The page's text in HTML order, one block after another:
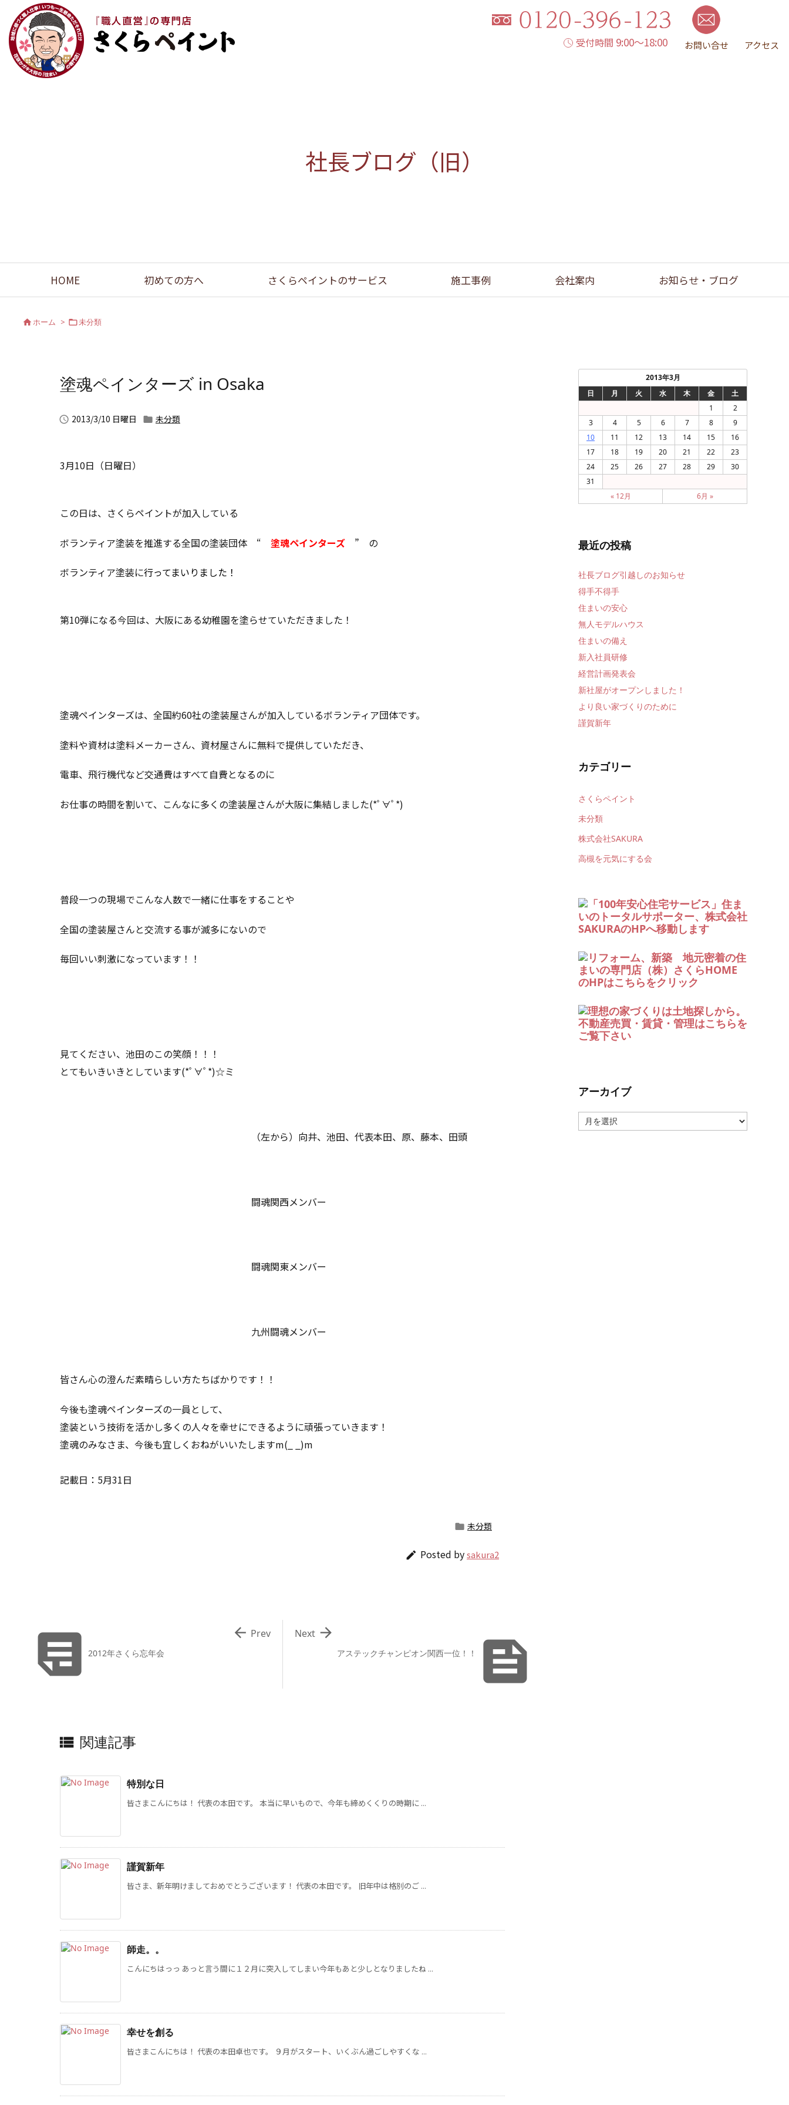
受付時間 9:00～18:00 お問い合せ アクセス
社長ブログ（旧）
HOME 初めての方へ さくらペイントのサービス 施工事例 会社案内 お知らせ・ブログ
ホーム > 未分類
塗魂ペインターズ in Osaka
 2013/3/10 日曜日  未分類
3月10日（日曜日）
この日は、さくらペイントが加入している
ボランティア塗装を推進する全国の塗装団体 “ 塗魂ペインターズ ” の
ボランティア塗装に行ってまいりました！
第10弾になる今回は、大阪にある幼稚園を塗らせていただきました！
塗魂ペインターズは、全国約60社の塗装屋さんが加入しているボランティア団体です。
塗料や資材は塗料メーカーさん、資材屋さんに無料で提供していただき、
電車、飛行機代など交通費はすべて自費となるのに
お仕事の時間を割いて、こんなに多くの塗装屋さんが大阪に集結しました(*ﾟ∀ﾟ*)
普段一つの現場でこんな人数で一緒に仕事をすることや
全国の塗装屋さんと交流する事が滅多にないので
毎回いい刺激になっています！！
見てください、池田のこの笑顔！！！
とてもいきいきとしています(*ﾟ∀ﾟ*)☆ミ
（左から）向井、池田、代表本田、原、藤本、田頭
闘魂関西メンバー
闘魂関東メンバー
九州闘魂メンバー
皆さん心の澄んだ素晴らしい方たちばかりです！！
今後も塗魂ペインターズの一員として、
塗装という技術を活かし多くの人々を幸せにできるように頑張っていきます！
塗魂のみなさま、今後も宜しくおねがいいたしますm(_ _)m
記載日：5月31日
 未分類
 Posted bysakura2

アステックチャンピオン関西一位！！

Next
2012年さくら忘年会
 Prev
 関連記事
特別な日
皆さまこんにちは！ 代表の本田です。 本当に早いもので、今年も締めくくりの時期に ...
謹賀新年
皆さま、新年明けましておめでとうございます！ 代表の本田です。 旧年中は格別のご ...
師走。。
こんにちはっっ あっと言う間に１２月に突入してしまい今年もあと少しとなりましたね ...
幸せを創る
皆さまこんにちは！ 代表の本田卓也です。 ９月がスタート、いくぶん過ごしやすくな ...
2013年3月
日
月 火 水 木 金
土
1
2
3
4 5 6 7 8
9
10
11 12 13 14 15
16
17
18 19 20 21 22
23
24
25 26 27 28 29
30
31
« 12月
6月 »
最近の投稿
社長ブログ引越しのお知らせ
得手不得手
住まいの安心
無人モデルハウス
住まいの備え
新入社員研修
経営計画発表会
新社屋がオープンしました！
より良い家づくりのために
謹賀新年
カテゴリー
さくらペイント
未分類
株式会社SAKURA
高槻を元気にする会
アーカイブ
ー